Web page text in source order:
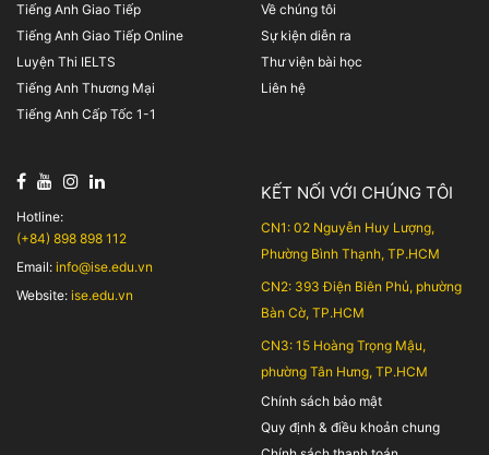
Tiếng Anh Giao Tiếp
Tiếng Anh Giao Tiếp Online
Luyện Thi IELTS
Tiếng Anh Thương Mại
Tiếng Anh Cấp Tốc 1-1
Về chúng tôi
Sự kiện diễn ra
Thư viện bài học
Liên hệ
KẾT NỐI VỚI CHÚNG TÔI
CN1: 02 Nguyễn Huy Lượng,
Phường Bình Thạnh, TP.HCM
CN2: 393 Điện Biên Phủ, phường
Bàn Cờ, TP.HCM
CN3: 15 Hoàng Trọng Mậu,
phường Tân Hưng, TP.HCM
Chính sách bảo mật
Quy định & điều khoản chung
Hotline:
(+84) 898 898 112
Email: info@ise.edu.vn
Website: ise.edu.vn